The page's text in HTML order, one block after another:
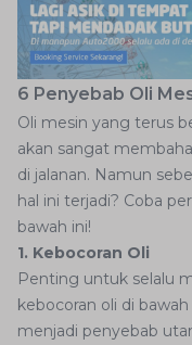
6 Penyebab Oli
Oli mesin yang terus
akan sangat
di jalanan. Namun
hal ini terjadi? Coba
bawah ini!
1. Kebocoran Oli
Penting untuk selalu
kebocoran oli di
menjadi penyebab